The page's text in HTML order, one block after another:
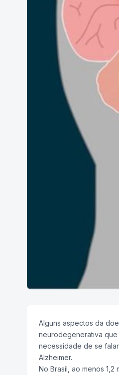
Alguns aspectos da
neurodegenerativa que
necessidade de se
Alzheimer.
No Brasil, ao menos